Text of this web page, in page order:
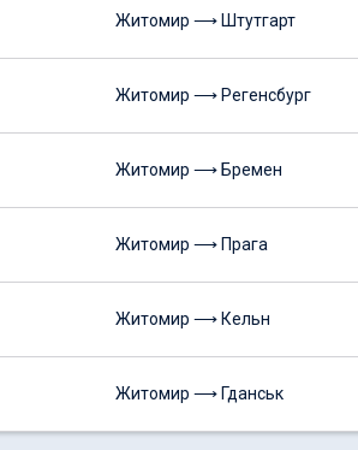
Житомир ⟶ Штутгарт
Житомир ⟶ Регенсбург
Житомир ⟶ Бремен
Житомир ⟶ Прага
Житомир ⟶ Кельн
Житомир ⟶ Гданськ